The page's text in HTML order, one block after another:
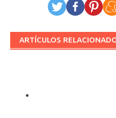
ARTÍCULOS